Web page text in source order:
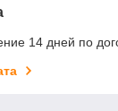
14 дней по